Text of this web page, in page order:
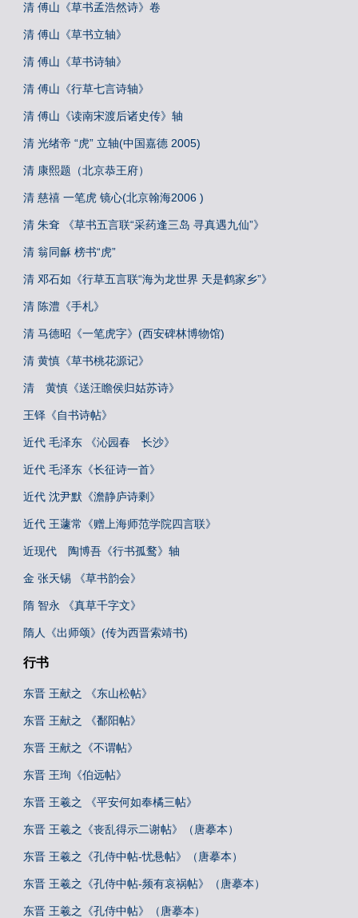
清 傅山《草书孟浩然诗》卷
清 傅山《草书立轴》
清 傅山《草书诗轴》
清 傅山《行草七言诗轴》
清 傅山《读南宋渡后诸史传》轴
清 光绪帝 “虎” 立轴(中国嘉德 2005)
清 康熙题（北京恭王府）
清 慈禧 一笔虎 镜心(北京翰海2006 )
清 朱耷 《草书五言联“采药逢三岛 寻真遇九仙”》
清 翁同龢 榜书“虎”
清 邓石如《行草五言联“海为龙世界 天是鹤家乡”》
清 陈澧《手札》
清 马德昭《一笔虎字》(西安碑林博物馆)
清 黄慎《草书桃花源记》
清 黄慎《送汪瞻侯归姑苏诗》
王铎《自书诗帖》
近代 毛泽东 《沁园春 长沙》
近代 毛泽东《长征诗一首》
近代 沈尹默《澹静庐诗剩》
近代 王蘧常《赠上海师范学院四言联》
近现代 陶博吾《行书孤鹜》轴
金 张天锡 《草书韵会》
隋 智永 《真草千字文》
隋人《出师颂》(传为西晋索靖书)
行书
东晋 王献之 《东山松帖》
东晋 王献之 《鄱阳帖》
东晋 王献之《不谓帖》
东晋 王珣《伯远帖》
东晋 王羲之 《平安何如奉橘三帖》
东晋 王羲之《丧乱得示二谢帖》（唐摹本）
东晋 王羲之《孔侍中帖-忧悬帖》（唐摹本）
东晋 王羲之《孔侍中帖-频有哀祸帖》（唐摹本）
东晋 王羲之《孔侍中帖》（唐摹本）